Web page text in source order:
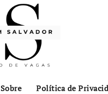
Sobre Política de